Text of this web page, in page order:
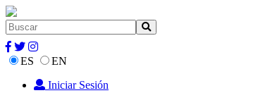
ES
EN
Iniciar Sesión